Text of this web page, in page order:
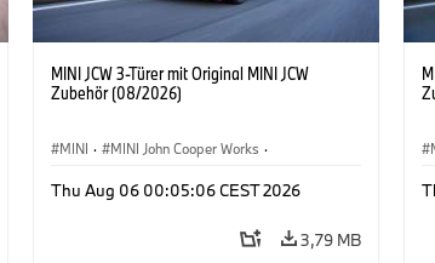
MINI JCW 3-Türer mit Original MINI JCW
Zubehör (08/2026)
MINI · MINI John Cooper Works ·
Sonderausstattungen, Zubehör
Thu Aug 06 00:05:06 CEST 2026
3,79 MB